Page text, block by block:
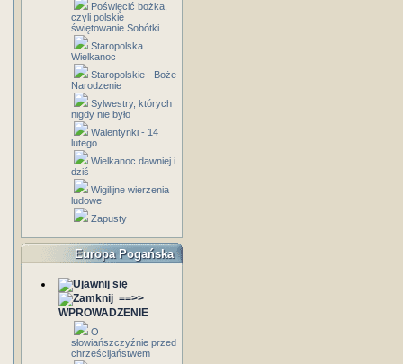
Poświęcić bożka,
czyli polskie
świętowanie Sobótki
Staropolska
Wielkanoc
Staropolskie - Boże
Narodzenie
Sylwestry, których
nigdy nie było
Walentynki - 14
lutego
Wielkanoc dawniej i
dziś
Wigilijne wierzenia
ludowe
Zapusty
Europa Pogańska
==>>
WPROWADZENIE
O
słowiańszczyźnie przed
chrześcijaństwem